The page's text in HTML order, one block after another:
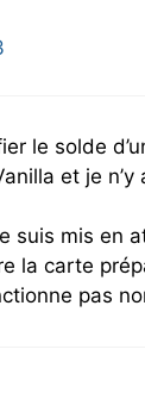
le solde
et je n’y
suis mis en
la carte
pas